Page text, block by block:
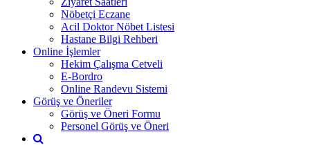
Nöbetçi Eczane
Acil Doktor Nöbet Listesi
Hastane Bilgi Rehberi
Online İşlemler
Hekim Çalışma Cetveli
E-Bordro
Online Randevu Sistemi
Görüş ve Öneriler
Görüş ve Öneri Formu
Personel Görüş ve Öneri